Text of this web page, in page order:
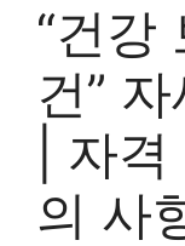
“건강
건”
| 자
의 사